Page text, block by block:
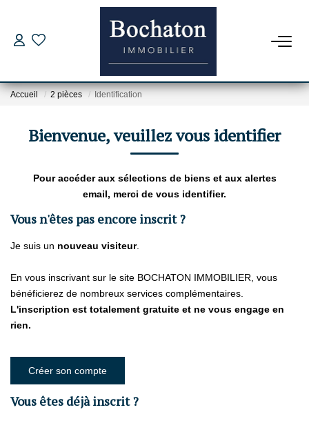
Capacité D'emprunt
PROGRAMME NEUFS
Nos Offres
Dossier Location
Estimer Mon Bien
Accueil 2 pièces Identification
Bienvenue, veuillez vous identifier
Pour accéder aux sélections de biens et aux alertes
email, merci de vous identifier.
Vous n'êtes pas encore inscrit ?
Je suis un nouveau visiteur.
En vous inscrivant sur le site BOCHATON IMMOBILIER, vous
bénéficierez de nombreux services complémentaires.
L'inscription est totalement gratuite et ne vous engage en
rien.
Créer son compte
Vous êtes déjà inscrit ?